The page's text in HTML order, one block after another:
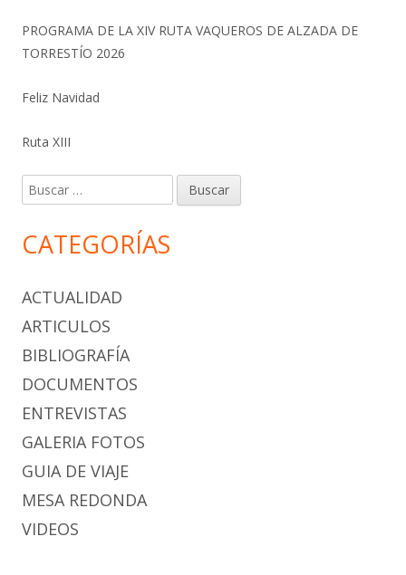
PROGRAMA DE LA XIV RUTA VAQUEROS DE ALZADA DE
TORRESTÍO 2026
Feliz Navidad
Ruta XIII
Buscar:
CATEGORÍAS
ACTUALIDAD
ARTICULOS
BIBLIOGRAFÍA
DOCUMENTOS
ENTREVISTAS
GALERIA FOTOS
GUIA DE VIAJE
MESA REDONDA
VIDEOS